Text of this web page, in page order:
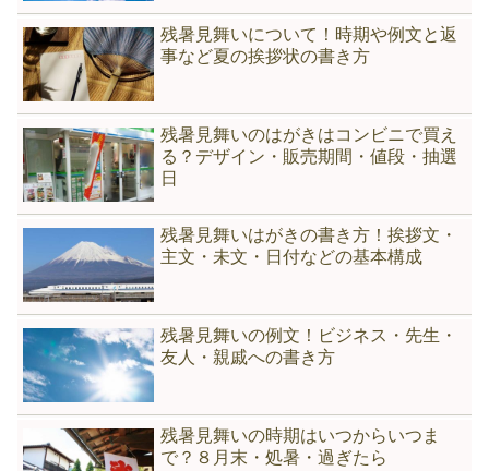
残暑見舞いについて！時期や例文と返
事など夏の挨拶状の書き方
残暑見舞いのはがきはコンビニで買え
る？デザイン・販売期間・値段・抽選
日
残暑見舞いはがきの書き方！挨拶文・
主文・未文・日付などの基本構成
残暑見舞いの例文！ビジネス・先生・
友人・親戚への書き方
残暑見舞いの時期はいつからいつま
で？８月末・処暑・過ぎたら